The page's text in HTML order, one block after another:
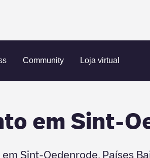
Community Loja virtual
em Sint-
em Sint-Oedenrode Países